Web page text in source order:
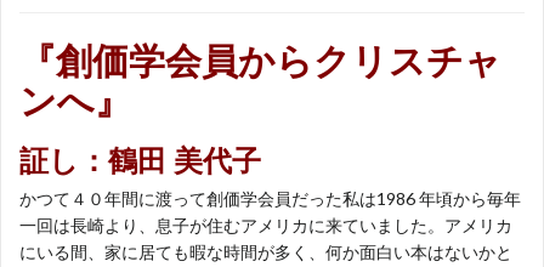
『創価学会員からクリスチャ
ンへ』
証し：鶴田 美代子
かつて４０年間に渡って創価学会員だった私は1986 年頃から毎年
一回は長崎より、息子が住むアメリカに来ていました。アメリカ
にいる間、家に居ても暇な時間が多く、何か面白い本はないかと